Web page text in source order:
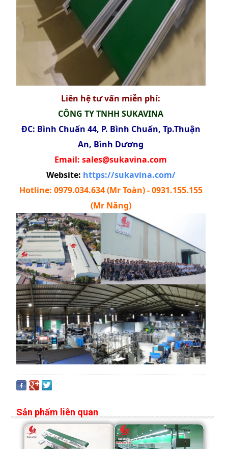
Liên hệ tư vấn miễn phí:
CÔNG TY TNHH SUKAVINA
ĐC: Bình Chuẩn 44, P. Bình Chuẩn, Tp.Thuận
An, Bình Dương
Email: sales@sukavina.com
Website: https://sukavina.com/
Hotline: 0979.034.634 (Mr Toàn) - 0931.155.155
(Mr Năng)
Sản phẩm liên quan